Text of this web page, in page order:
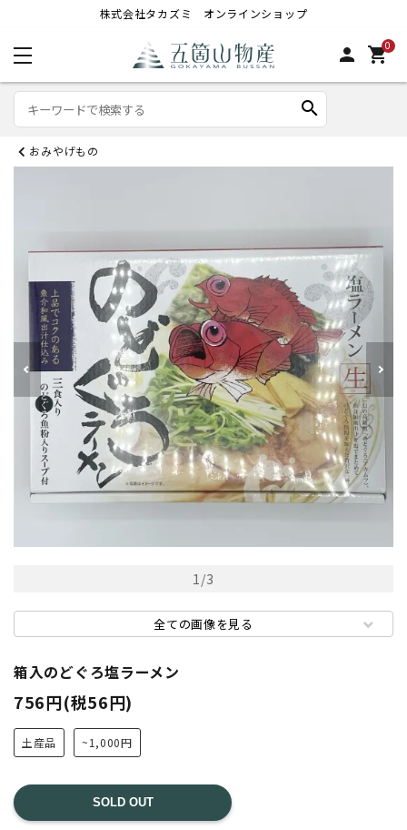
株式会社タカズミ オンラインショップ
person 0
shopping_cart
search
おみやげもの
1/3
全ての画像を見る
箱入のどぐろ塩ラーメン
756円(税56円)
土産品 ~1,000円
SOLD OUT